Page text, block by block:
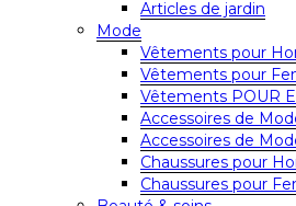
Articles de jardin
Mode
Vêtements pour
Vêtements pour
Vêtements POUR
Accessoires de
Accessoires de
Chaussures pour
Chaussures pour